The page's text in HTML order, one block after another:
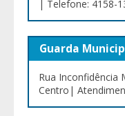
| Telefone: 4158-
Guarda
Rua Inconfidência
Centro|